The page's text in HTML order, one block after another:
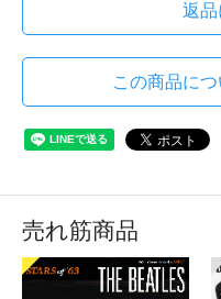
返品
この商品に
売れ筋商品